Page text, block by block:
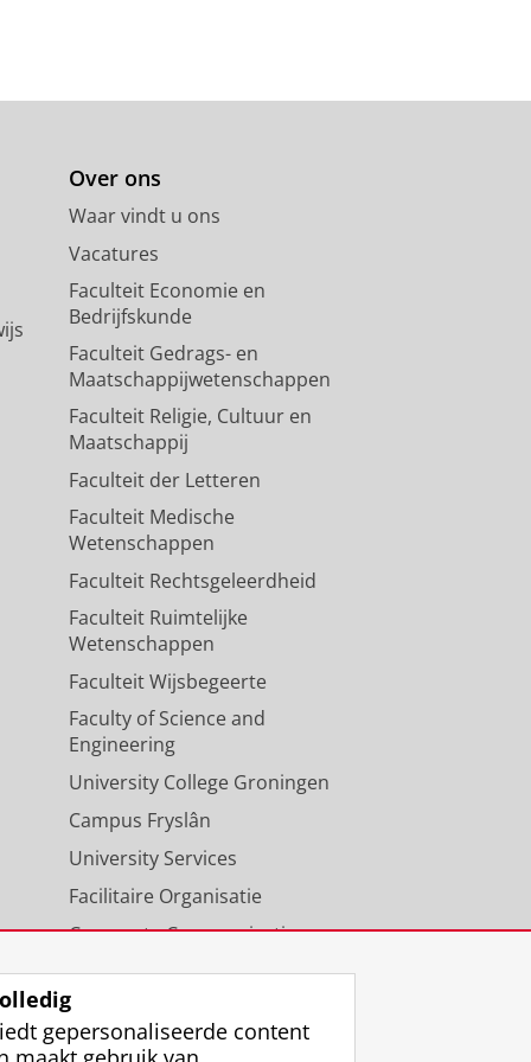
Over ons
Waar vindt u ons
Vacatures
Faculteit Economie en
Bedrijfskunde
Faculteit Gedrags- en
Maatschappijwetenschappen
Faculteit Religie, Cultuur en
Maatschappij
Faculteit der Letteren
Faculteit Medische
Wetenschappen
Faculteit Rechtsgeleerdheid
Faculteit Ruimtelijke
Wetenschappen
Faculteit Wijsbegeerte
Faculty of Science and
Engineering
University College Groningen
Campus Fryslân
University Services
Facilitaire Organisatie
Corporate Communicatie
Agenda
gepersonaliseerde content